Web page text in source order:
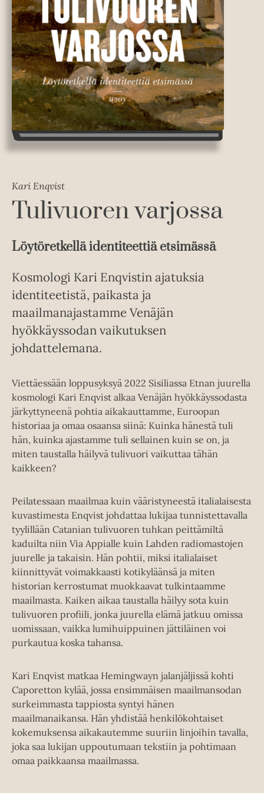
Kari Enqvist
Tulivuoren varjossa
Löytöretkellä identiteettiä etsimässä
Kosmologi Kari Enqvistin ajatuksia
identiteetistä, paikasta ja
maailmanajastamme Venäjän
hyökkäyssodan vaikutuksen
johdattelemana.
Viettäessään loppusyksyä 2022 Sisiliassa Etnan juurella
kosmologi Kari Enqvist alkaa Venäjän hyökkäyssodasta
järkyttyneenä pohtia aikakauttamme, Euroopan
historiaa ja omaa osaansa siinä: Kuinka hänestä tuli
hän, kuinka ajastamme tuli sellainen kuin se on, ja
miten taustalla häilyvä tulivuori vaikuttaa tähän
kaikkeen?
Peilatessaan maailmaa kuin vääristyneestä italialaisesta
kuvastimesta Enqvist johdattaa lukijaa tunnistettavalla
tyylillään Catanian tulivuoren tuhkan peittämiltä
kaduilta niin Via Appialle kuin Lahden radiomastojen
juurelle ja takaisin. Hän pohtii, miksi italialaiset
kiinnittyvät voimakkaasti kotikyläänsä ja miten
historian kerrostumat muokkaavat tulkintaamme
maailmasta. Kaiken aikaa taustalla häilyy sota kuin
tulivuoren profiili, jonka juurella elämä jatkuu omissa
uomissaan, vaikka lumihuippuinen jättiläinen voi
purkautua koska tahansa.
Kari Enqvist matkaa Hemingwayn jalanjäljissä kohti
Caporetton kylää, jossa ensimmäisen maailmansodan
surkeimmasta tappiosta syntyi hänen
maailmanaikansa. Hän yhdistää henkilökohtaiset
kokemuksensa aikakautemme suuriin linjoihin tavalla,
joka saa lukijan uppoutumaan tekstiin ja pohtimaan
omaa paikkaansa maailmassa.